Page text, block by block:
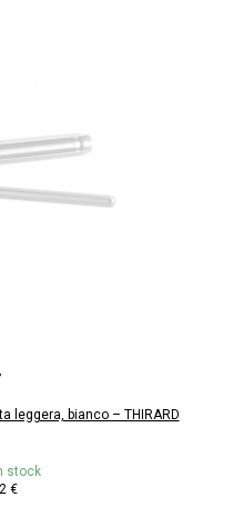
leggera, bianco – THIRARD
stock
€